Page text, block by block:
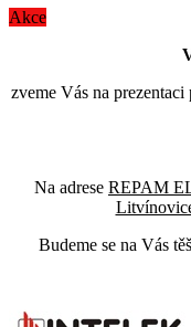
Akce
zveme Vás na
Na adrese REPAM
Budeme se na Vás